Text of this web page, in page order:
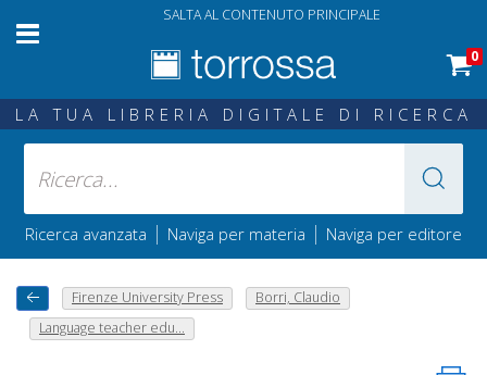
SALTA AL CONTENUTO PRINCIPALE
0
LA TUA LIBRERIA DIGITALE DI RICERCA
Ricerca avanzata | Naviga per materia | Naviga per editore
Firenze University Press
Borri, Claudio
Language teacher edu...